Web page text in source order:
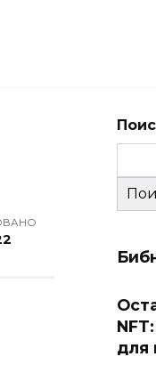
для